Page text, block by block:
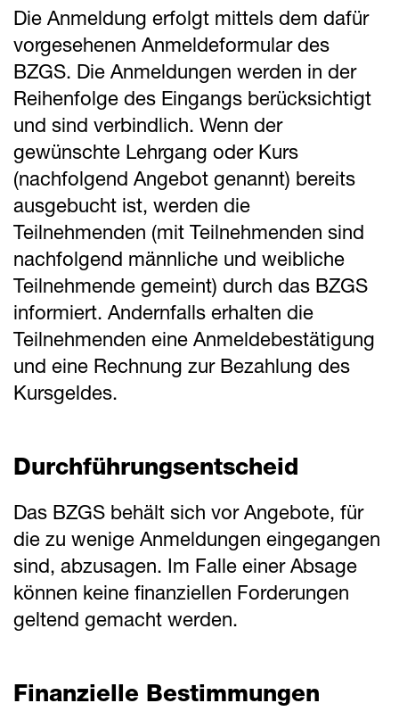
Die Anmeldung erfolgt mittels dem dafür
vorgesehenen Anmeldeformular des
BZGS. Die Anmeldungen werden in der
Reihenfolge des Eingangs berücksichtigt
und sind verbindlich. Wenn der
gewünschte Lehrgang oder Kurs
(nachfolgend Angebot genannt) bereits
ausgebucht ist, werden die
Teilnehmenden (mit Teilnehmenden sind
nachfolgend männliche und weibliche
Teilnehmende gemeint) durch das BZGS
informiert. Andernfalls erhalten die
Teilnehmenden eine Anmeldebestätigung
und eine Rechnung zur Bezahlung des
Kursgeldes.
Durchführungsentscheid
Das BZGS behält sich vor Angebote, für
die zu wenige Anmeldungen eingegangen
sind, abzusagen. Im Falle einer Absage
können keine finanziellen Forderungen
geltend gemacht werden.
Finanzielle Bestimmungen